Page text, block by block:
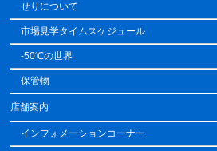
せりについて
市場見学タイムスケジュール
-50℃の世界
保管物
店舗案内
インフォメーションコーナー